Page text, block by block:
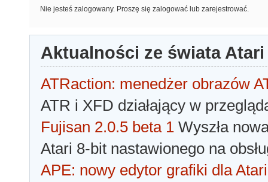
Nie jesteś zalogowany. Proszę się zalogować lub zarejestrować.
Aktualności ze świata Atari
ATRaction: menedżer obrazów
ATR i XFD działający w
Fujisan 2.0.5 beta 1 Wyszła
Atari 8-bit nastawionego na
APE: nowy edytor grafiki dla Atari